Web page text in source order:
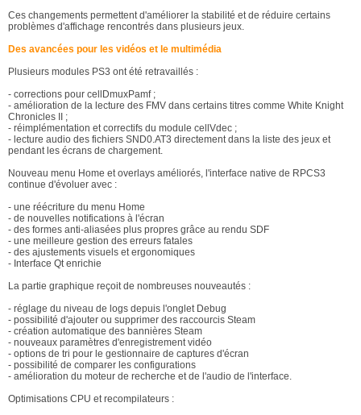
Ces changements permettent d'améliorer la stabilité et de réduire certains
problèmes d'affichage rencontrés dans plusieurs jeux.
Des avancées pour les vidéos et le multimédia
Plusieurs modules PS3 ont été retravaillés :
- corrections pour cellDmuxPamf ;
- amélioration de la lecture des FMV dans certains titres comme White Knight
Chronicles II ;
- réimplémentation et correctifs du module cellVdec ;
- lecture audio des fichiers SND0.AT3 directement dans la liste des jeux et
pendant les écrans de chargement.
Nouveau menu Home et overlays améliorés, l'interface native de RPCS3
continue d'évoluer avec :
- une réécriture du menu Home
- de nouvelles notifications à l'écran
- des formes anti-aliasées plus propres grâce au rendu SDF
- une meilleure gestion des erreurs fatales
- des ajustements visuels et ergonomiques
- Interface Qt enrichie
La partie graphique reçoit de nombreuses nouveautés :
- réglage du niveau de logs depuis l'onglet Debug
- possibilité d'ajouter ou supprimer des raccourcis Steam
- création automatique des bannières Steam
- nouveaux paramètres d'enregistrement vidéo
- options de tri pour le gestionnaire de captures d'écran
- possibilité de comparer les configurations
- amélioration du moteur de recherche et de l'audio de l'interface.
Optimisations CPU et recompilateurs :